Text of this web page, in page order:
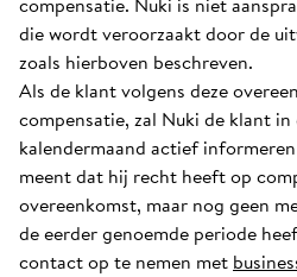
die wordt veroorzaakt door de
zoals hierboven beschreven.
Als de klant volgens deze
compensatie, zal Nuki de klant
kalendermaand actief
meent dat hij recht heeft op
overeenkomst, maar nog geen
de eerder genoemde periode
contact op te nemen met